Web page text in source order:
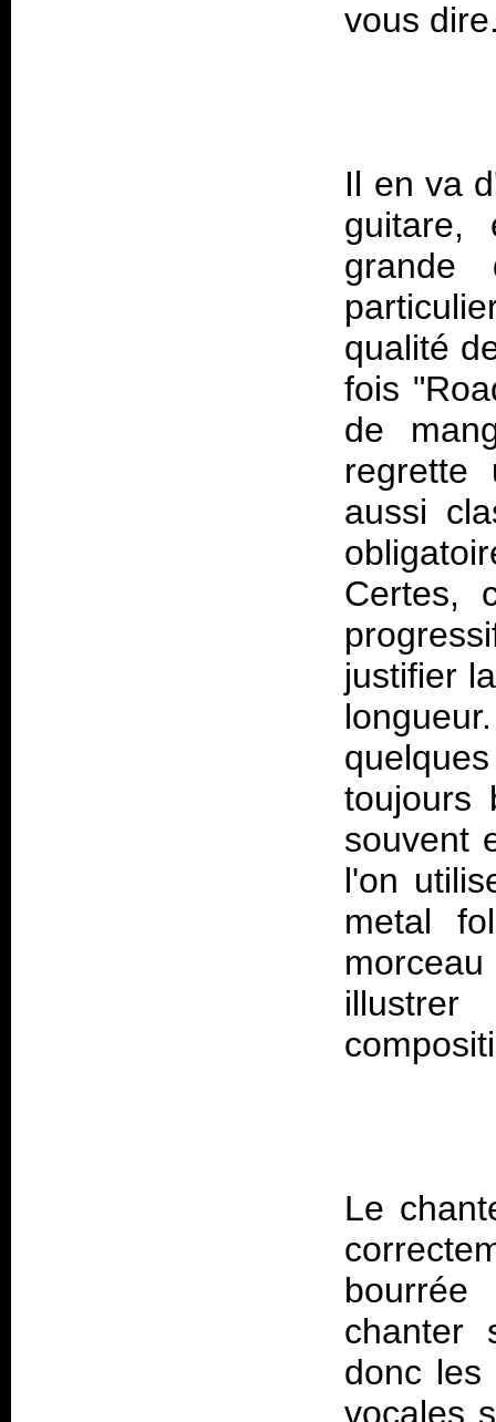
Il en va
guitare,
grande
qualité
fois
de
regrette
aussi
Certes,
justifier
toujours
souvent
l'on
metal
Le
bourrée
chanter
donc les
vocales